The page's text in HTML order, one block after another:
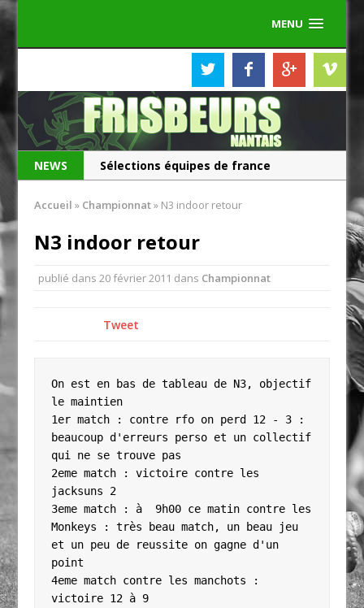
MENU
NEWS
Sélections équipes de france
Accueil » Championnat» N3 indoor retour
N3 indoor retour
publié dans20 février 2011 dans Championnat
Tweet
On est en bas de tableau de N3, objectif
le maintien
1er match : contre rfo on perd 12 - 3 :
beaucoup d'erreurs perso et un collectif
qui ne se trouve pas
2eme match : victoire contre les
jacksuns 2
3eme match : à  9h00 ce matin contre les
Monkeys : très beau match, un beau jeu
et un peu de reussite on gagne d'un
point
4eme match contre les manchots :
victoire 12 à 9